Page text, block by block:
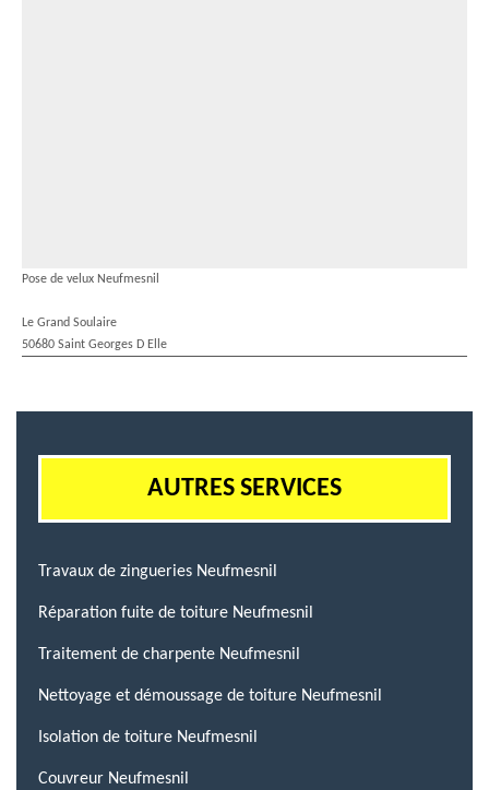
Pose de velux Neufmesnil
Le Grand Soulaire
50680 Saint Georges D Elle
AUTRES SERVICES
Travaux de zingueries Neufmesnil
Réparation fuite de toiture Neufmesnil
Traitement de charpente Neufmesnil
Nettoyage et démoussage de toiture Neufmesnil
Isolation de toiture Neufmesnil
Couvreur Neufmesnil